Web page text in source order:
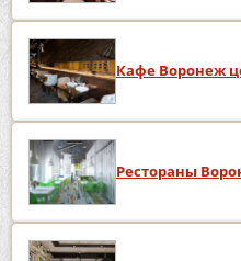
Кафе Воронеж
Рестораны